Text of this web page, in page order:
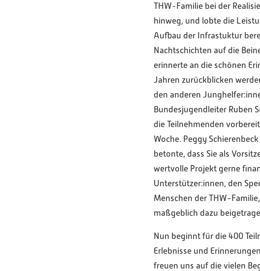
THW-Familie bei der
hinweg, und lobte die
Aufbau der Infrastuktur
Nachtschichten auf die
erinnerte an die schönen
Jahren zurückblicken
den anderen
Bundesjugendleiter Ruben
die Teilnehmenden
Woche. Peggy
betonte, dass Sie als
wertvolle Projekt gerne
Unterstützer:innen, den
Menschen der THW-
maßgeblich dazu
Nun beginnt für die 400
Erlebnisse und
freuen uns auf die vielen